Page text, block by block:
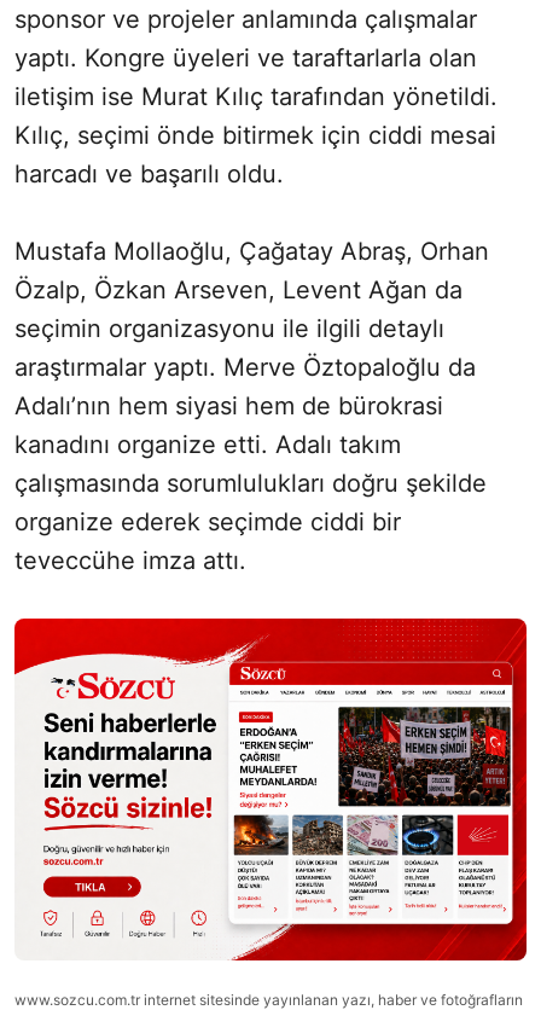
sponsor ve projeler anlamında çalışmalar
yaptı. Kongre üyeleri ve taraftarlarla olan
iletişim ise Murat Kılıç tarafından yönetildi.
Kılıç, seçimi önde bitirmek için ciddi mesai
harcadı ve başarılı oldu.
Mustafa Mollaoğlu, Çağatay Abraş, Orhan
Özalp, Özkan Arseven, Levent Ağan da
seçimin organizasyonu ile ilgili detaylı
araştırmalar yaptı. Merve Öztopaloğlu da
Adalı’nın hem siyasi hem de bürokrasi
kanadını organize etti. Adalı takım
çalışmasında sorumlulukları doğru şekilde
organize ederek seçimde ciddi bir
teveccühe imza attı.
www.sozcu.com.tr internet sitesinde yayınlanan yazı, haber ve fotoğrafların